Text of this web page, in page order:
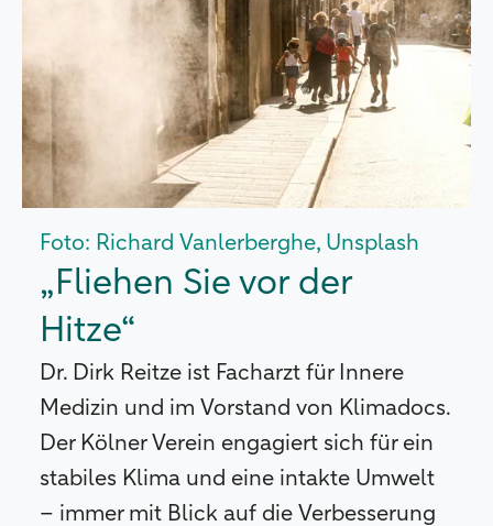
Foto: Richard Vanlerberghe, Unsplash
„Fliehen Sie vor der
Hitze“
Dr. Dirk Reitze ist Facharzt für Innere
Medizin und im Vorstand von Klimadocs.
Der Kölner Verein engagiert sich für ein
stabiles Klima und eine intakte Umwelt
– immer mit Blick auf die Verbesserung